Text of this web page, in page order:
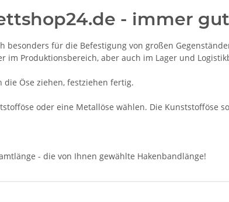
- immer
besonders für die Befestigung von großen
im Produktionsbereich, aber auch im Lager und
Öse ziehen, festziehen fertig.
oder eine Metallöse wählen. Die Kunststofföse
- die von Ihnen gewählte Hakenbandlänge!